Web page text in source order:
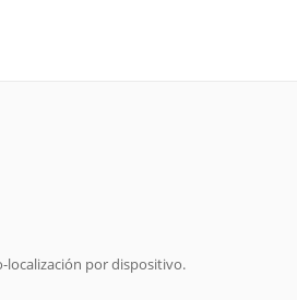
localización por dispositivo.